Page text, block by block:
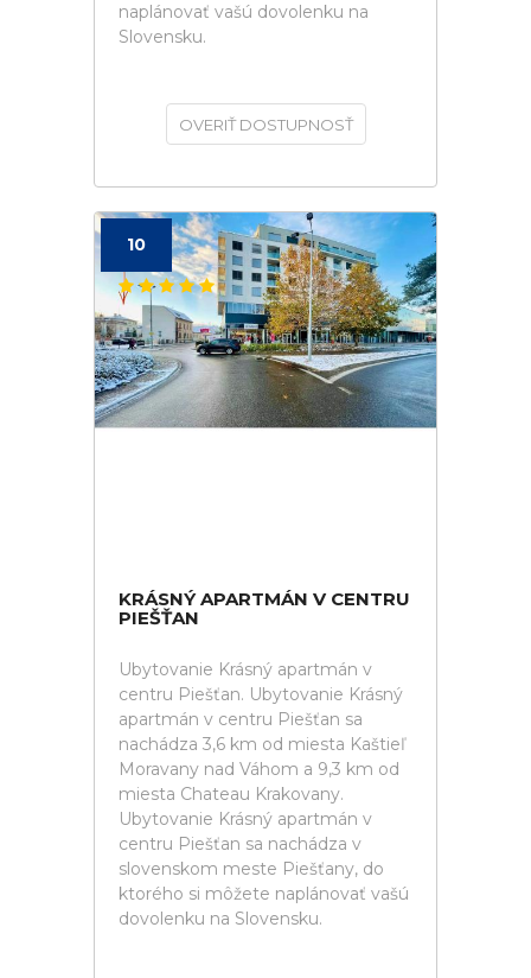
naplánovať vašú dovolenku na
Slovensku.
OVERIŤ DOSTUPNOSŤ
10
KRÁSNÝ APARTMÁN V CENTRU
PIEŠŤAN
Ubytovanie Krásný apartmán v
centru Piešťan. Ubytovanie Krásný
apartmán v centru Piešťan sa
nachádza 3,6 km od miesta Kaštieľ
Moravany nad Váhom a 9,3 km od
miesta Chateau Krakovany.
Ubytovanie Krásný apartmán v
centru Piešťan sa nachádza v
slovenskom meste Piešťany, do
ktorého si môžete naplánovať vašú
dovolenku na Slovensku.